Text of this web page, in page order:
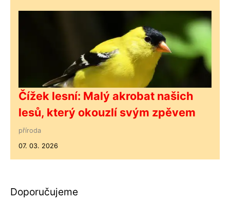
Čížek lesní: Malý akrobat našich
lesů, který okouzlí svým zpěvem
příroda
07. 03. 2026
Doporučujeme